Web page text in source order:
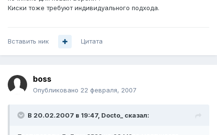
Киски тоже требуют индивидуального подхода.
Вставить ник Цитата
boss
Опубликовано 22 февраля, 2007
В 20.02.2007 в 19:47, Docto_ сказал: